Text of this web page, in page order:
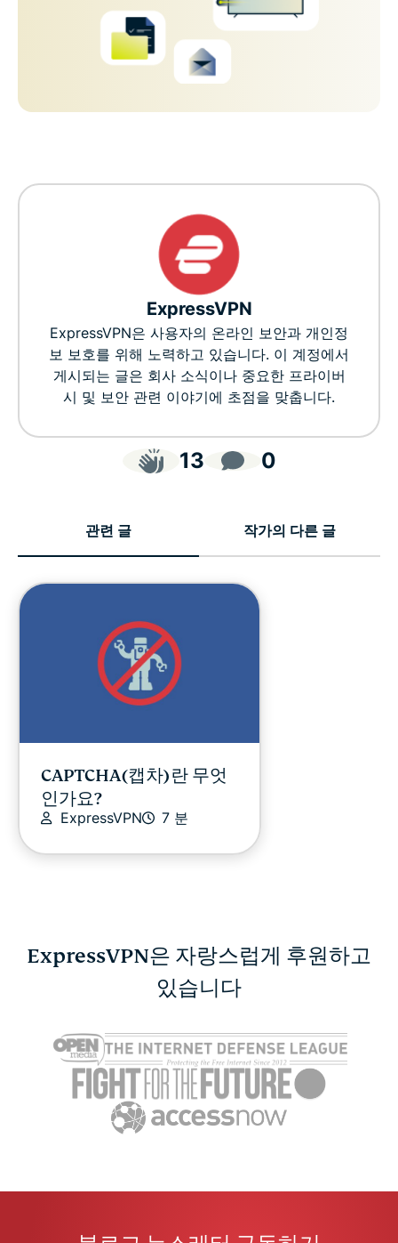
ExpressVPN
ExpressVPN은 사용자의 온라인 보안과 개인정
보 보호를 위해 노력하고 있습니다. 이 계정에서
게시되는 글은 회사 소식이나 중요한 프라이버
시 및 보안 관련 이야기에 초점을 맞춥니다.
13 0
관련 글 작가의 다른 글
CAPTCHA(캡차)란 무엇
인가요?
ExpressVPN 7 분
휴대폰이 도청당했는지
ExpressVPN은 자랑스럽게 후원하고
있습니다